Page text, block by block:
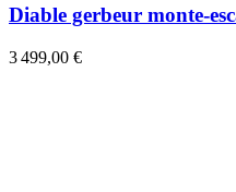
Diable gerbeur monte-
3 499,00 €